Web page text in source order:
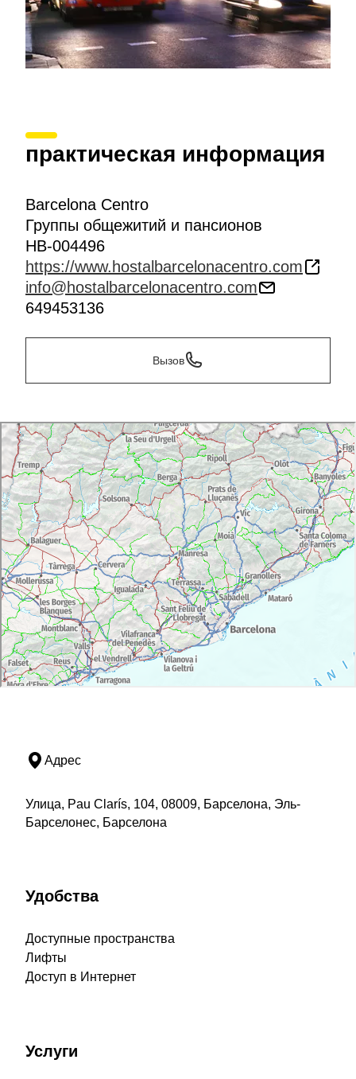
практическая информация
Barcelona Centro
Группы общежитий и пансионов
HB-004496
https://www.hostalbarcelonacentro.com
info@hostalbarcelonacentro.com
649453136
Вызов
Адрес
Улица, Pau Clarís, 104, 08009, Барселона, Эль-
Барселонес, Барселона
Удобства
Доступные пространства
Лифты
Доступ в Интернет
Услуги